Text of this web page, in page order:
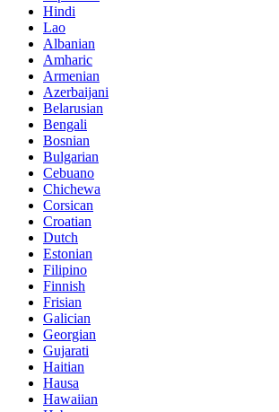
Hindi
Lao
Albanian
Amharic
Armenian
Azerbaijani
Belarusian
Bengali
Bosnian
Bulgarian
Cebuano
Chichewa
Corsican
Croatian
Dutch
Estonian
Filipino
Finnish
Frisian
Galician
Georgian
Gujarati
Haitian
Hausa
Hawaiian